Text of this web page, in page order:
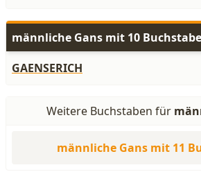
männliche Gans mit 10
GAENSERICH
Weitere Buchstaben für
männliche Gans mit 11